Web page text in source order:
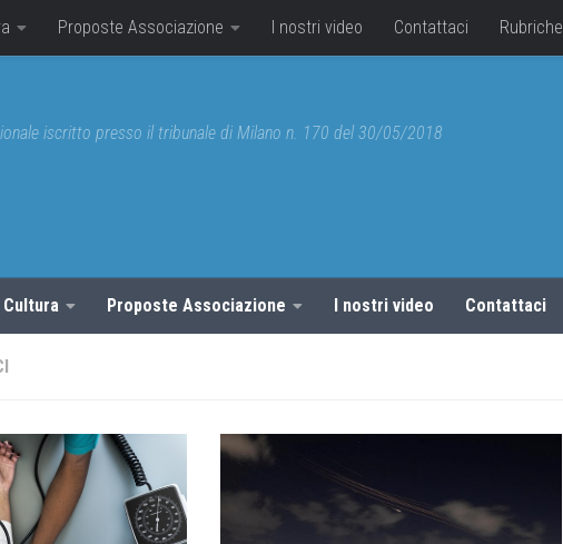
Proposte Associazione I nostri video Contattaci Rubriche
iscritto presso il tribunale di Milano n. 170 del 30/05/2018
Cultura Proposte Associazione I nostri video Contattaci